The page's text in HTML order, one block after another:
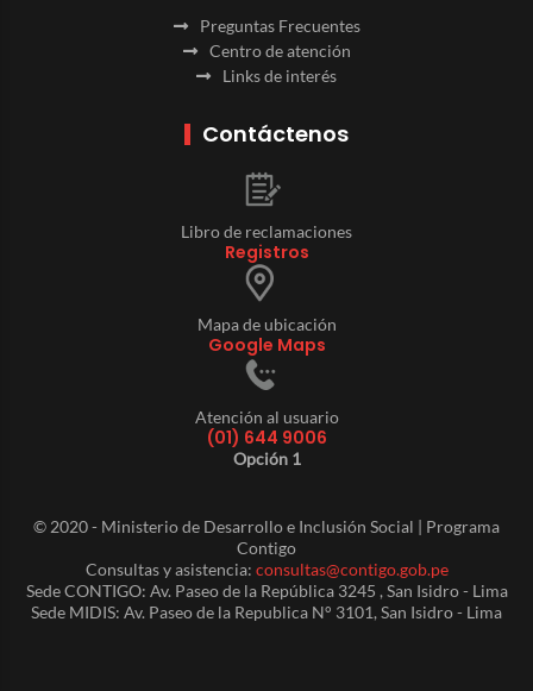
Preguntas Frecuentes
Centro de atención
Links de interés
Contáctenos
Libro de reclamaciones
Registros
Mapa de ubicación
Google Maps
Atención al usuario
(01) 644 9006
Opción 1
© 2020 - Ministerio de Desarrollo e Inclusión Social | Programa
Contigo
Consultas y asistencia: consultas@contigo.gob.pe
Sede CONTIGO: Av. Paseo de la República 3245 , San Isidro - Lima
Sede MIDIS: Av. Paseo de la Republica N° 3101, San Isidro - Lima